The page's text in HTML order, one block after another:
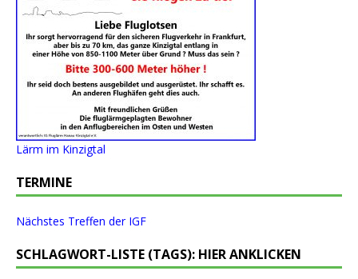
Lärm im Kinzigtal
TERMINE
Nächstes Treffen der IGF
SCHLAGWORT-LISTE (TAGS): HIER ANKLICKEN